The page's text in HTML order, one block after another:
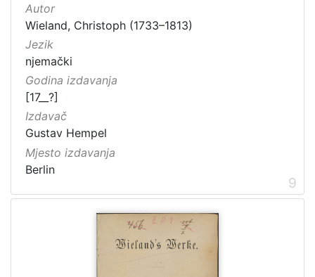
Autor
Wieland, Christoph (1733–1813)
Jezik
njemački
Godina izdavanja
[17__?]
Izdavač
Gustav Hempel
Mjesto izdavanja
Berlin
9